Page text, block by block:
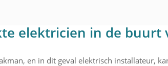
elektricien in de buurt
en in dit geval elektrisch installateur,